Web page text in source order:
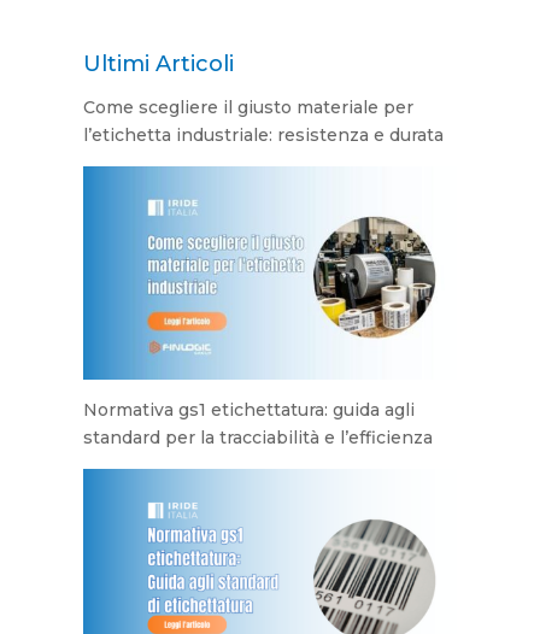
Ultimi Articoli
Come scegliere il giusto materiale per
l’etichetta industriale: resistenza e durata
Normativa gs1 etichettatura: guida agli
standard per la tracciabilità e l’efficienza